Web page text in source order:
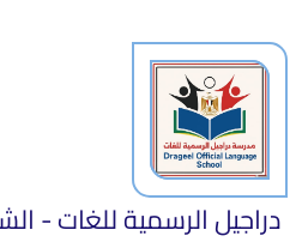
دراجيل الرسمية للغات -